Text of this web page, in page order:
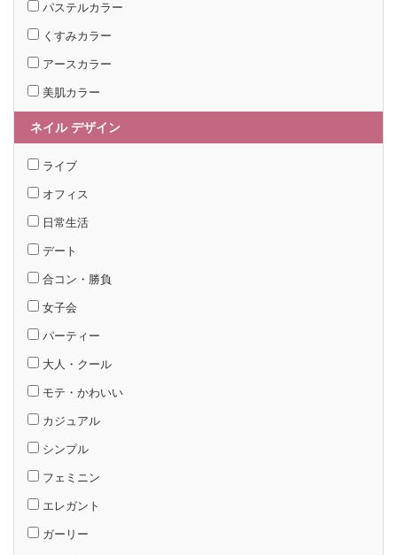
パステルカラー
くすみカラー
アースカラー
美肌カラー
ネイル デザイン
ライブ
オフィス
日常生活
デート
合コン・勝負
女子会
パーティー
大人・クール
モテ・かわいい
カジュアル
シンプル
フェミニン
エレガント
ガーリー